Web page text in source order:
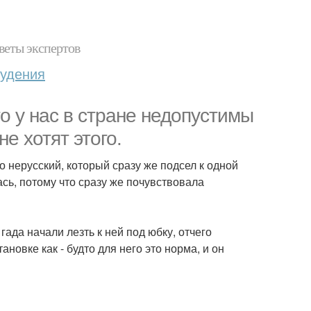
экспертов
у нас в стране недопустимы
хотят этого.
который сразу же подсел к одной
потому что сразу же почувствовала
начали лезть к ней под юбку, отчего
как - будто для него это норма, и он